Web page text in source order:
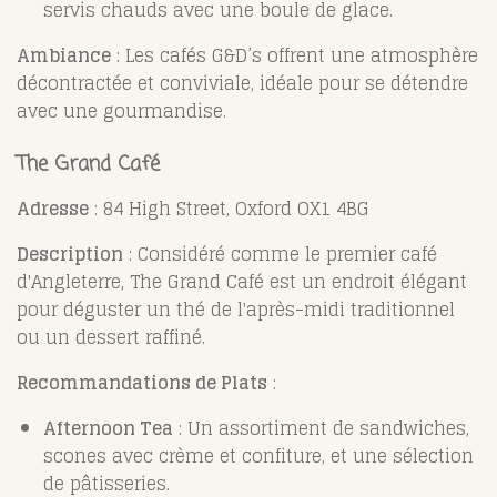
servis chauds avec une boule de glace.
Ambiance : Les cafés G&D’s offrent une atmosphère
décontractée et conviviale, idéale pour se détendre
avec une gourmandise.
The Grand Café
Adresse : 84 High Street, Oxford OX1 4BG
Description : Considéré comme le premier café
d'Angleterre, The Grand Café est un endroit élégant
pour déguster un thé de l'après-midi traditionnel
ou un dessert raffiné.
Recommandations de Plats :
Afternoon Tea : Un assortiment de sandwiches,
scones avec crème et confiture, et une sélection
de pâtisseries.